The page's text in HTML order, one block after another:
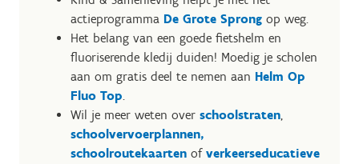
actieprogramma De Grote Sprong op weg.
Het belang van een goede fietshelm en
fluoriserende kledij duiden! Moedig je scholen
aan om gratis deel te nemen aan Helm Op
Fluo Top.
Wil je meer weten over schoolstraten,
schoolvervoerplannen,
schoolroutekaarten of verkeerseducatieve